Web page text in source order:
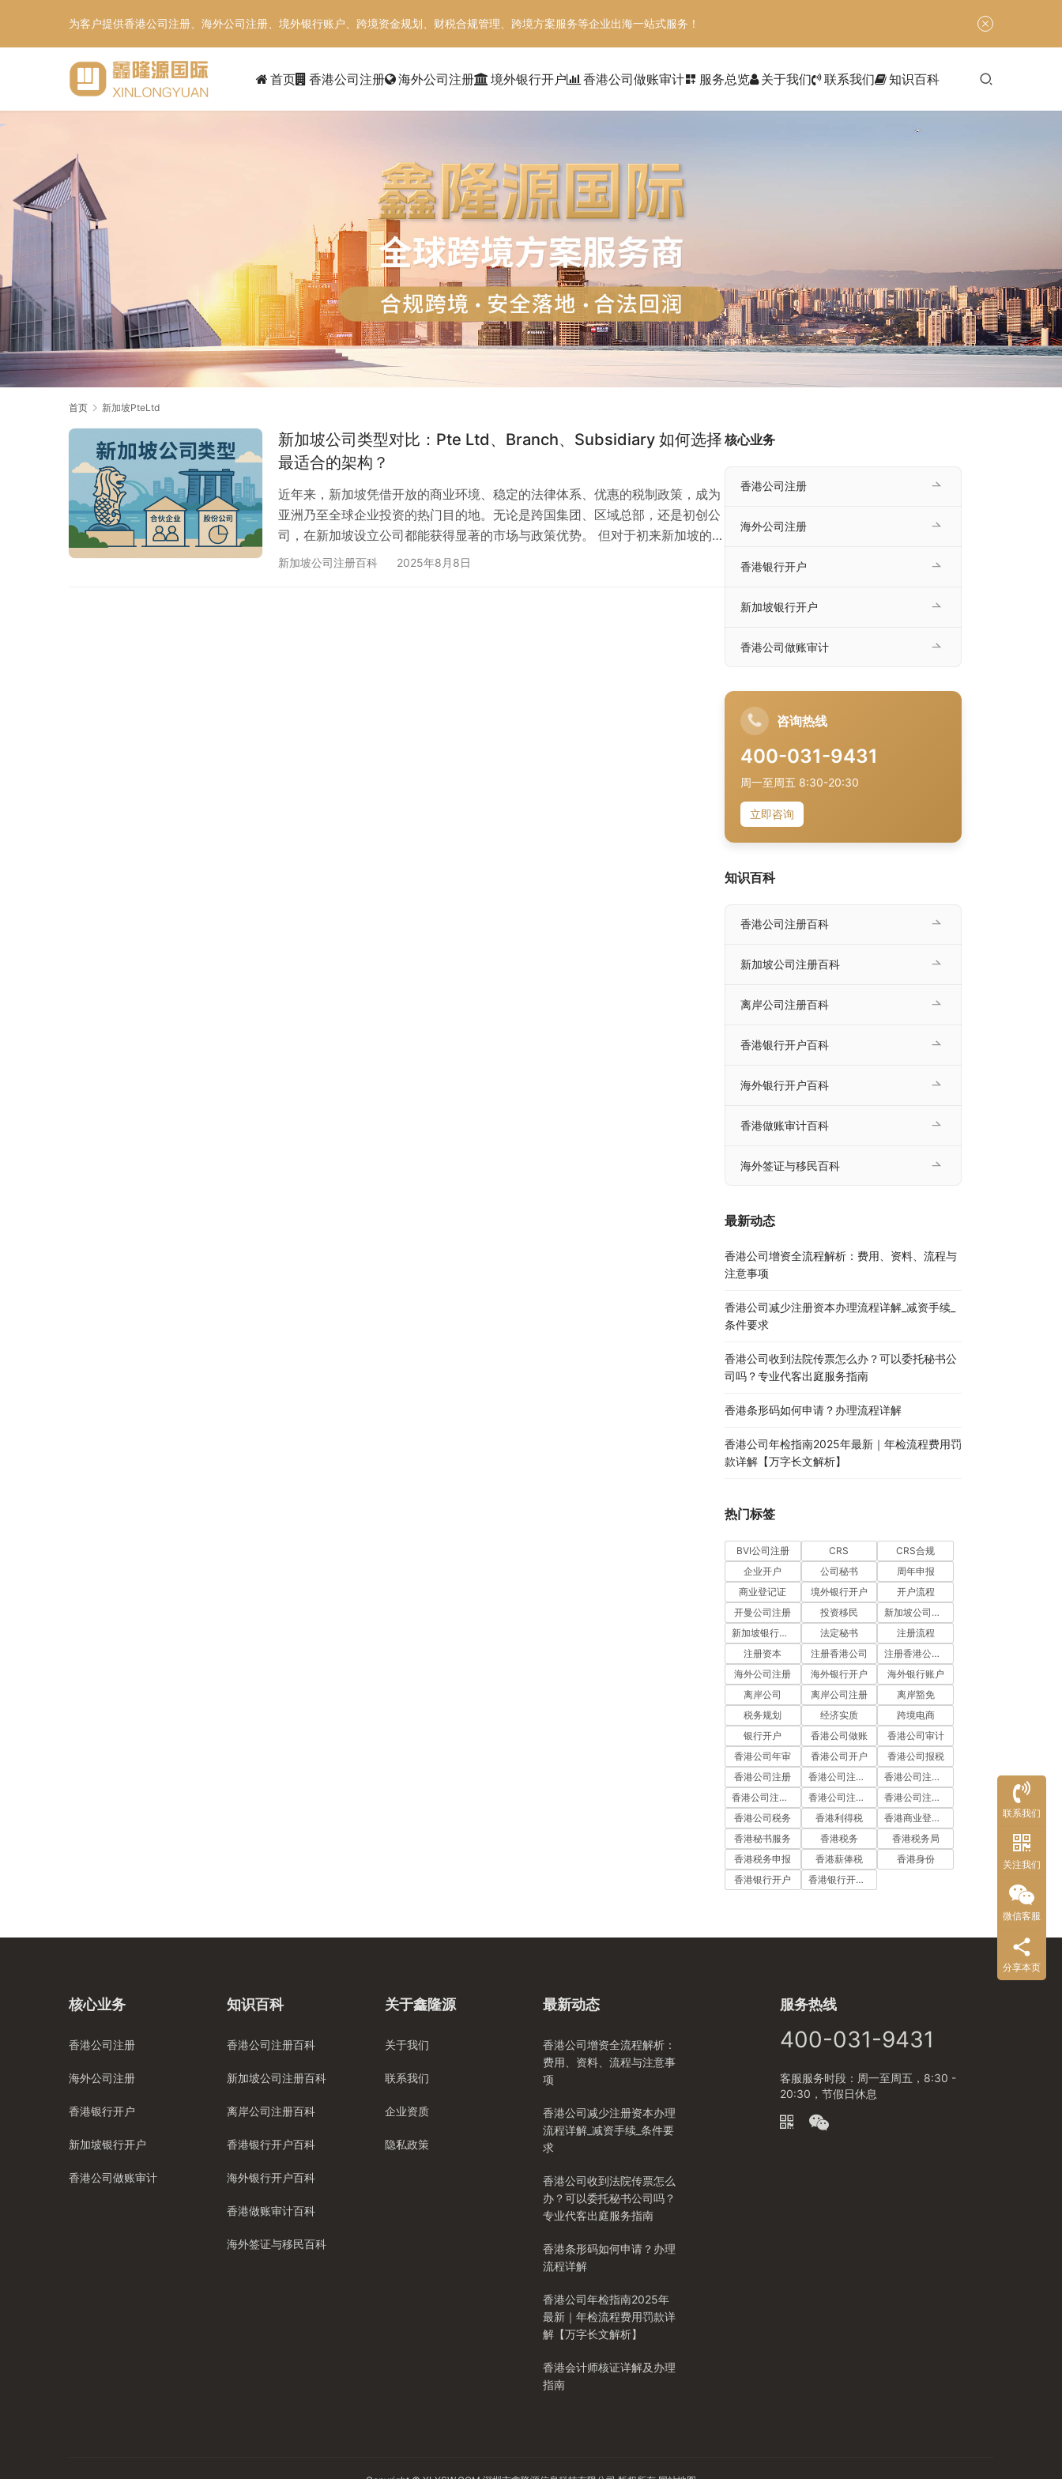
为客户提供香港公司注册、海外公司注册、境外银行账户、跨境资金规划、财税合规管理、跨境方案服务等企业出海一站式服务！
首页 香港公司注册 海外公司注册 境外银行开户 香港公司做账审计dashboard_customize 服务总览 关于我们 联系我们 知识百科
首页 新加坡PteLtd
新加坡公司类型对比：Pte Ltd、Branch、Subsidiary 如何选择
最适合的架构？
近年来，新加坡凭借开放的商业环境、稳定的法律体系、优惠的税制政策，成为
亚洲乃至全球企业投资的热门目的地。无论是跨国集团、区域总部，还是初创公
司，在新加坡设立公司都能获得显著的市场与政策优势。 但对于初来新加坡的企
业主来说，一个常见难题是：到底应该注册哪种公司类型？常见的有私人有限公
新加坡公司注册百科 2025年8月8日
核心业务
香港公司注册
海外公司注册
香港银行开户
新加坡银行开户
香港公司做账审计
咨询热线
400-031-9431
周一至周五 8:30-20:30
立即咨询
知识百科
香港公司注册百科
新加坡公司注册百科
离岸公司注册百科
香港银行开户百科
海外银行开户百科
香港做账审计百科
海外签证与移民百科
最新动态
香港公司增资全流程解析：费用、资料、流程与
注意事项
香港公司减少注册资本办理流程详解_减资手续_
条件要求
香港公司收到法院传票怎么办？可以委托秘书公
司吗？专业代客出庭服务指南
香港条形码如何申请？办理流程详解
香港公司年检指南2025年最新｜年检流程费用罚
款详解【万字长文解析】
热门标签
BVI公司注册 CRS
CRS合规
企业开户
公司秘书
周年申报
商业登记证
境外银行开户
开户流程
开曼公司注册
投资移民
新加坡公司注册
新加坡银行开户
法定秘书
注册流程
注册资本
注册香港公司
注册香港公司流程
海外公司注册
海外银行开户
海外银行账户
离岸公司
离岸公司注册
离岸豁免
税务规划
经济实质
跨境电商
银行开户
香港公司做账
香港公司审计
香港公司年审
香港公司开户
香港公司报税
香港公司注册
香港公司注册代办
香港公司注册处
香港公司注册流程
香港公司注册费用
香港公司注册资料
香港公司税务
香港利得税
香港商业登记证
香港秘书服务
香港税务
香港税务局
香港税务申报
香港薪俸税
香港身份
香港银行开户
香港银行开户流程
核心业务
香港公司注册
海外公司注册
香港银行开户
新加坡银行开户
香港公司做账审计
知识百科
香港公司注册百科
新加坡公司注册百科
离岸公司注册百科
香港银行开户百科
海外银行开户百科
香港做账审计百科
海外签证与移民百科
关于鑫隆源
关于我们
联系我们
企业资质
隐私政策
最新动态
香港公司增资全流程解析：
费用、资料、流程与注意事
项
香港公司减少注册资本办理
流程详解_减资手续_条件要
求
香港公司收到法院传票怎么
办？可以委托秘书公司吗？
专业代客出庭服务指南
香港条形码如何申请？办理
流程详解
香港公司年检指南2025年
最新｜年检流程费用罚款详
解【万字长文解析】
香港会计师核证详解及办理
指南
服务热线
400-031-9431
客服服务时段：周一至周五，8:30 -
20:30，节假日休息
联系我们
关注我们
微信客服
分享本页